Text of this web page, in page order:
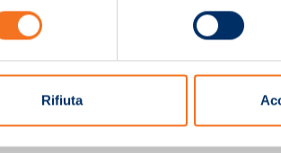
Rifiuta
Pistoia - Cod.Fisc. e Registro Imprese Pistoia